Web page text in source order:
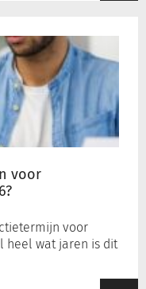
voor
voor
heel wat jaren is dit